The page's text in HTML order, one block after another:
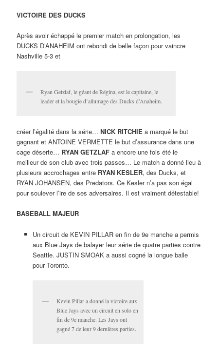
VICTOIRE DES DUCKS
Après avoir échappé le premier match en prolongation, les
DUCKS D’ANAHEIM ont rebondi de belle façon pour vaincre
Nashville 5-3 et
Ryan Getzlaf, le géant de Régina, est le capitaine, le
leader et la bougie d’allumage des Ducks d’Anaheim.
créer l’égalité dans la série…NICK RITCHIE a marqué le but
gagnant et ANTOINE VERMETTE le but d’assurance dans une
cage déserte… RYAN GETZLAF a encore une fois été le
meilleur de son club avec trois passes… Le match a donné lieu à
plusieurs accrochages entre RYAN KESLER, des Ducks, et
RYAN JOHANSEN, des Predators. Ce Kesler n’a pas son égal
pour soulever l’ire de ses adversaires. Il est vraiment détestable!
BASEBALL MAJEUR
Un circuit de KEVIN PILLAR en fin de 9e manche a permis
aux Blue Jays de balayer leur série de quatre parties contre
Seattle. JUSTIN SMOAK a aussi cogné la longue balle
pour Toronto.
Kevin Pillar a donné la victoire aux
Blue Jays avec un circuit en solo en
fin de 9e manche. Les Jays ont
gagné 7 de leur 9 dernières parties.